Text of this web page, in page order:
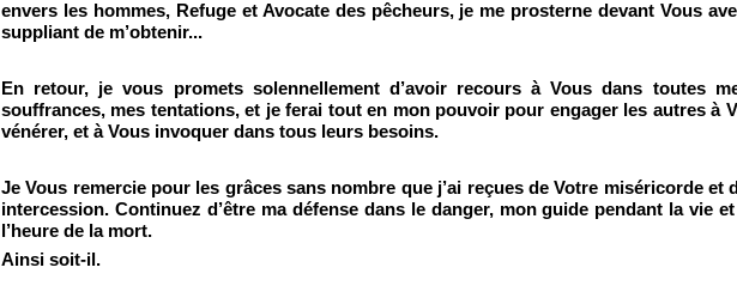
envers les hommes, Refuge et Avocate des pêcheurs, je me prosterne devant Vous
suppliant de m’obtenir...
En retour, je vous promets solennellement d’avoir recours à Vous dans toutes
souffrances, mes tentations, et je ferai tout en mon pouvoir pour engager les autres à
vénérer, et à Vous invoquer dans tous leurs besoins.
Je Vous remercie pour les grâces sans nombre que j’ai reçues de Votre miséricorde et
intercession. Continuez d’être ma défense dans le danger, mon guide pendant la vie
l’heure de la mort.
Ainsi soit-il.